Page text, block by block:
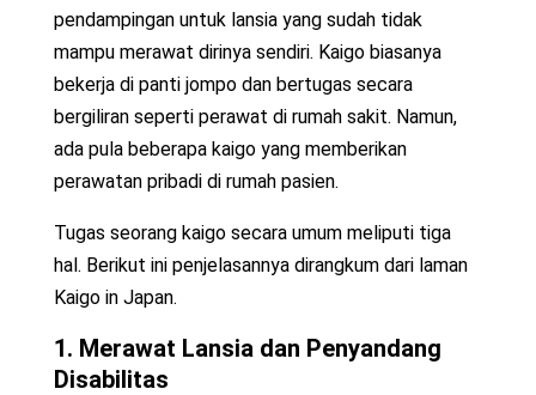
pendampingan untuk lansia yang sudah tidak
mampu merawat dirinya sendiri. Kaigo biasanya
bekerja di panti jompo dan bertugas secara
bergiliran seperti perawat di rumah sakit. Namun,
ada pula beberapa kaigo yang memberikan
perawatan pribadi di rumah pasien.
Tugas seorang kaigo secara umum meliputi tiga
hal. Berikut ini penjelasannya dirangkum dari laman
Kaigo in Japan.
1. Merawat Lansia dan Penyandang
Disabilitas